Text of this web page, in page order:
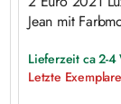
Jean mit
Lieferzeit ca 2-4
Letzte